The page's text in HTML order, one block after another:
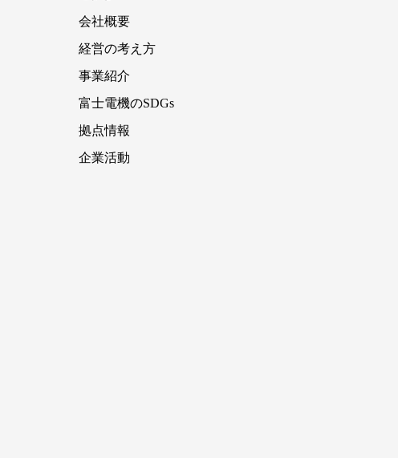
会社概要
経営の考え方
事業紹介
富士電機のSDGs
拠点情報
企業活動